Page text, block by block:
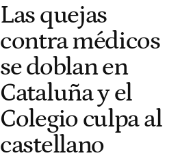
Las quejas
contra médicos
se doblan en
Cataluña y el
Colegio culpa al
castellano